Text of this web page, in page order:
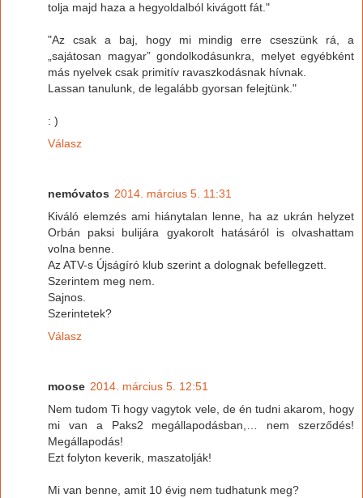
tolja majd haza a hegyoldalból kivágott fát."
"Az csak a baj, hogy mi mindig erre cseszünk rá, a
„sajátosan magyar” gondolkodásunkra, melyet egyébként
más nyelvek csak primitív ravaszkodásnak hívnak.
Lassan tanulunk, de legalább gyorsan felejtünk."
: )
Válasz
nemóvatos 2014. március 5. 11:31
Kiváló elemzés ami hiánytalan lenne, ha az ukrán helyzet
Orbán paksi bulijára gyakorolt hatásáról is olvashattam
volna benne.
Az ATV-s Újságíró klub szerint a dolognak befellegzett.
Szerintem meg nem.
Sajnos.
Szerintetek?
Válasz
moose 2014. március 5. 12:51
Nem tudom Ti hogy vagytok vele, de én tudni akarom, hogy
mi van a Paks2 megállapodásban,… nem szerződés!
Megállapodás!
Ezt folyton keverik, maszatolják!
Mi van benne, amit 10 évig nem tudhatunk meg?